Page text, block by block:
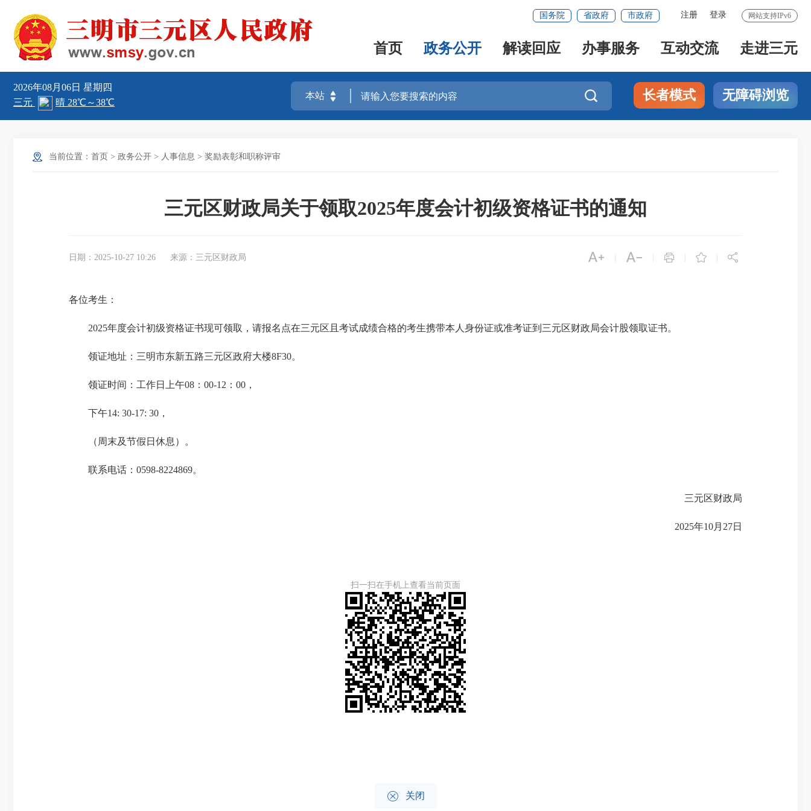
网站支持IPv6
注册 登录
国务院 省政府 市政府
首页 政务公开 解读回应 办事服务 互动交流 走进三元
2026年08月06日 星期四
 长者模式 无障碍浏览
当前位置： 首页 > 政务公开 > 人事信息 > 奖励表彰和职称评审
三元区财政局关于领取2025年度会计初级资格证书的通知
日期：2025-10-27 10:26 来源：三元区财政局     
各位考生：
2025年度会计初级资格证书现可领取，请报名点在三元区且考试成绩合格的考生携带本人身份证或准考证到三元区财政局会计股领取证书。
领证地址：三明市东新五路三元区政府大楼8F30。
领证时间：工作日上午08：00-12：00，
下午14: 30-17: 30，
（周末及节假日休息）。
联系电话：0598-8224869。
三元区财政局
2025年10月27日
扫一扫在手机上查看当前页面
 关闭